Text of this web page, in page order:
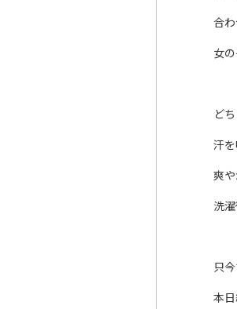
合
女
ど
汗
爽
洗
只
本